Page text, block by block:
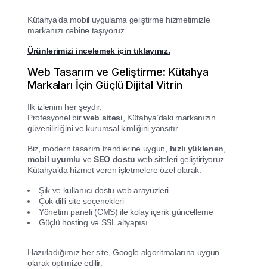
Kütahya’da mobil uygulama geliştirme hizmetimizle
markanızı cebine taşıyoruz.
Ürünlerimizi incelemek için tıklayınız.
Web Tasarım ve Geliştirme: Kütahya
Markaları İçin Güçlü Dijital Vitrin
İlk izlenim her şeydir.
Profesyonel birweb sitesi , Kütahya’daki markanızın
güvenilirliğini ve kurumsal kimliğini yansıtır.
Biz, modern tasarım trendlerine uygun, hızlı yüklenen
mobil uyumlu ve SEO dostu web siteleri geliştiriyoruz.
Kütahya’da hizmet veren işletmelere özel olarak:
Şık ve kullanıcı dostu web arayüzleri
Çok dilli site seçenekleri
Yönetim paneli (CMS) ile kolay içerik güncelleme
Güçlü hosting ve SSL altyapısı
Hazırladığımız her site, Google algoritmalarına uygun
olarak optimize edilir.